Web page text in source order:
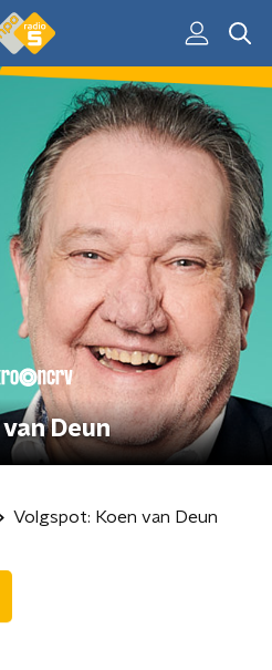
Deun
Volgspot: Koen van Deun